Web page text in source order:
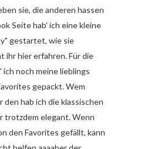
sie, die anderen hassen
Seite hab' ich eine kleine
gestartet, wie sie
ihr hier erfahren. Für die
noch meine lieblings
gepackt. Wem
den hab ich die klassischen
trotzdem elegant. Wenn
den Favorites gefällt, kann